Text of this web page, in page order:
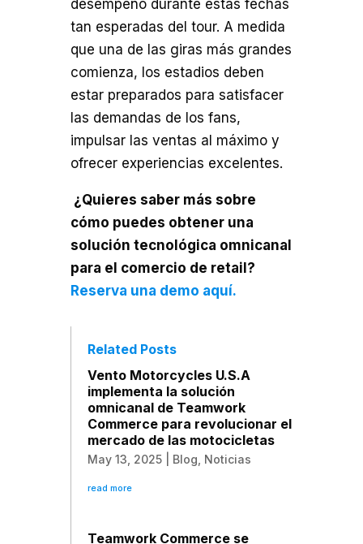
desempeño durante estas fechas
tan esperadas del tour. A medida
que una de las giras más grandes
comienza, los estadios deben
estar preparados para satisfacer
las demandas de los fans,
impulsar las ventas al máximo y
ofrecer experiencias excelentes.
¿Quieres saber más sobre
cómo puedes obtener una
solución tecnológica omnicanal
para el comercio de retail?
Reserva una demo aquí.
Related Posts
Vento Motorcycles U.S.A
implementa la solución
omnicanal de Teamwork
Commerce para revolucionar el
mercado de las motocicletas
May 13, 2025 Blog Noticias
read more
Teamwork Commerce se